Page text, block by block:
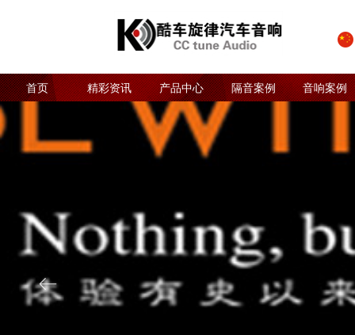
首页 精彩资讯 产品中心 隔音案例 音响案例
ꂃ